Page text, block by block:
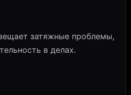
затяжные проблемы,
в делах.